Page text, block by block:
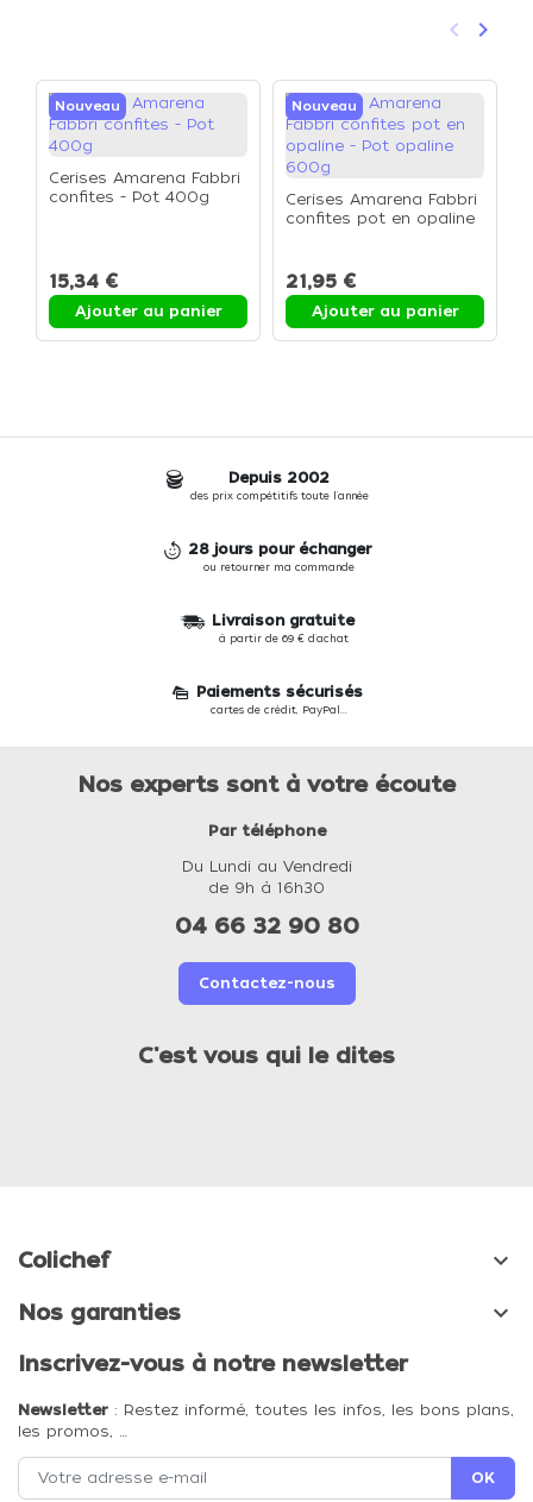
Précédent
keyboard_arrow_left keyboard_arrow_right
Nouveau
Cerises Amarena Fabbri
confites - Pot 400g
15,34 €
Ajouter au panier
Nouveau
Cerises Amarena Fabbri
confites pot en opaline
21,95 €
Ajouter au panier
Depuis 2002
des prix compétitifs toute l'année
28 jours pour échanger
ou retourner ma commande
Livraison gratuite
à partir de 69 € d'achat
Paiements sécurisés
cartes de crédit, PayPal...
Nos experts sont à votre écoute
Par téléphone
Du Lundi au Vendredi
de 9h à 16h30
04 66 32 90 80
Contactez-nous
C'est vous qui le dites
Colichef 
Nos garanties 
Inscrivez-vous à notre newsletter
Newsletter : Restez informé, toutes les infos, les bons plans,
les promos, …